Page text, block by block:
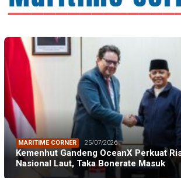
MARITIME CORNER 25/07/2026
Kemenhut Gandeng OceanX Perkuat
Nasional Laut, Taka Bonerate Masuk